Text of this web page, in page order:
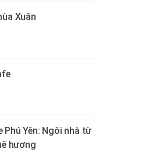
Xuân
Phú Yên: Ngôi nhà từ
hương